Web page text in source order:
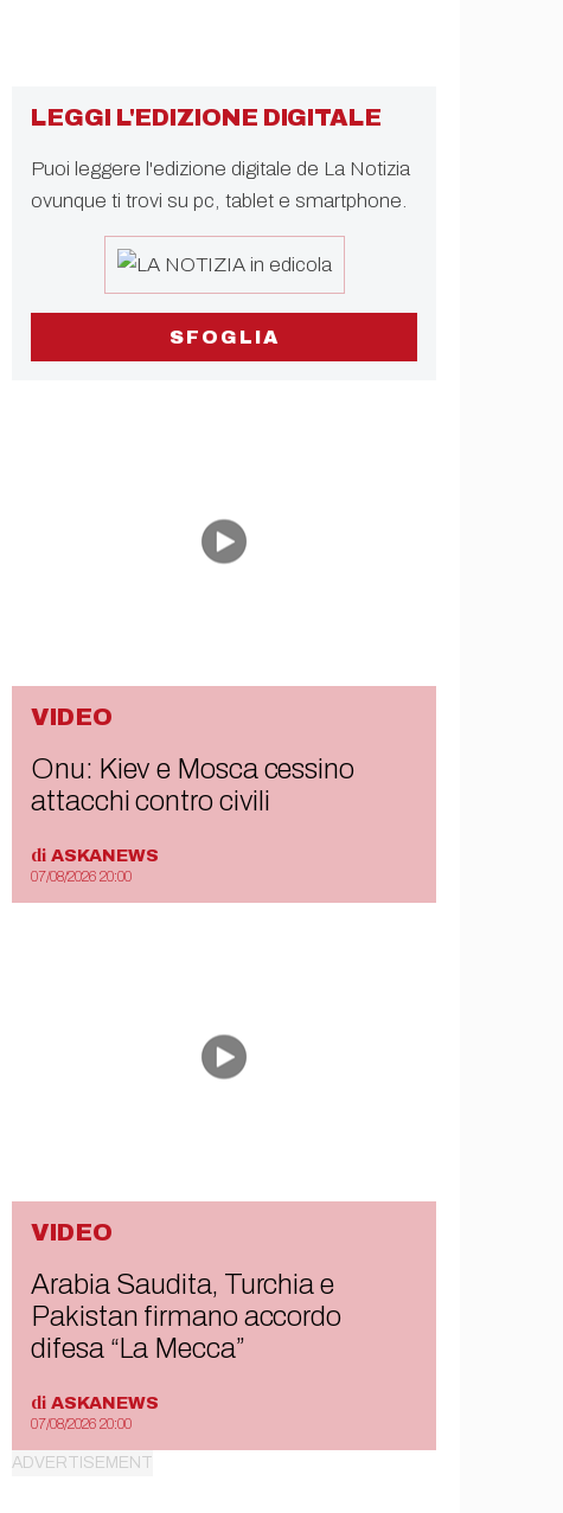
LEGGI L'EDIZIONE DIGITALE
Puoi leggere l'edizione digitale de La Notizia
ovunque ti trovi su pc, tablet e smartphone.
SFOGLIA
VIDEO
Onu: Kiev e Mosca cessino
attacchi contro civili
di ASKANEWS
07/08/2026 20:00
VIDEO
Arabia Saudita, Turchia e
Pakistan firmano accordo
difesa “La Mecca”
di ASKANEWS
07/08/2026 20:00